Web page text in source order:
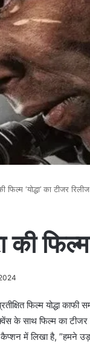
फिल्म ‘योद्धा’ का टीजर रिलीज
की
फिल्म योद्धा
के साथ फिल्म का टीजर
में लिखा है, ”हमने